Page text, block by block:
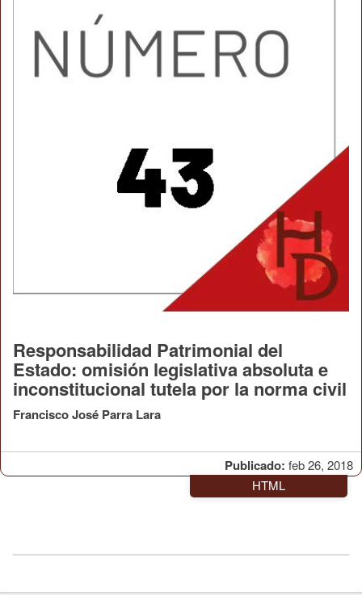
Publicado: feb 26, 2018
Responsabilidad Patrimonial del
Estado: omisión legislativa absoluta e
inconstitucional tutela por la norma civil
Francisco José Parra Lara
HTML